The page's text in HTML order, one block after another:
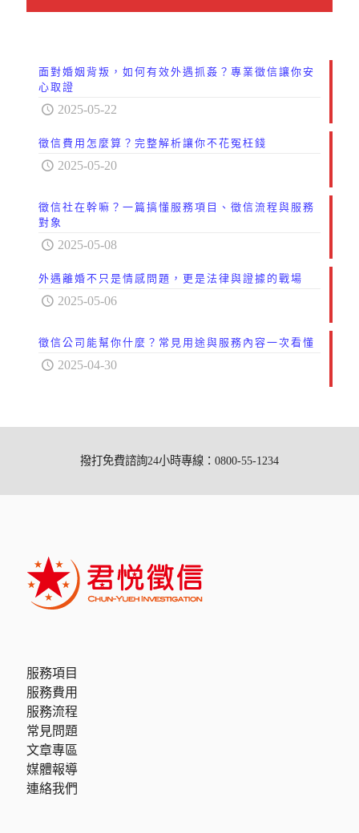
面對婚姻背叛，如何有效外遇抓姦？專業徵信讓你安
心取證
2025-05-22
徵信費用怎麼算？完整解析讓你不花冤枉錢
2025-05-20
徵信社在幹嘛？一篇搞懂服務項目、徵信流程與服務
對象
2025-05-08
外遇離婚不只是情感問題，更是法律與證據的戰場
2025-05-06
徵信公司能幫你什麼？常見用途與服務內容一次看懂
2025-04-30
撥打免費諮詢24小時專線：0800-55-1234
服務項目
服務費用
服務流程
常見問題
文章專區
媒體報導
連絡我們